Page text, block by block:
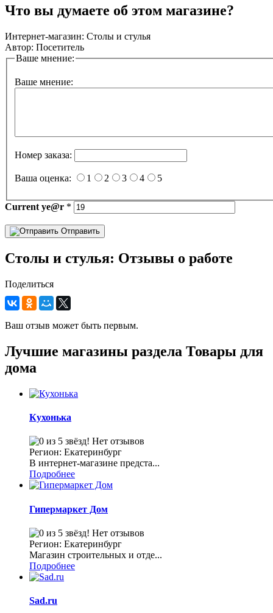
Что вы думаете об этом магазине?
Интернет-магазин: Столы и стулья
Автор: Посетитель
Ваше мнение:
Ваше мнение:
Номер заказа:
Ваша оценка: 1 2 3 4 5
Current ye@r *
Отправить
Столы и стулья: Отзывы о работе
Поделиться
Ваш отзыв может быть первым.
Лучшие магазины раздела Товары для
дома
Кухонька
Нет отзывов
Регион: Екатеринбург
В интернет-магазине предста...
Подробнее
Гипермаркет Дом
Нет отзывов
Регион: Екатеринбург
Магазин строительных и отде...
Подробнее
Sad.ru